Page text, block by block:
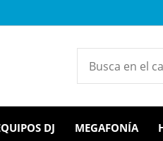
DJ MEGAFONÍA